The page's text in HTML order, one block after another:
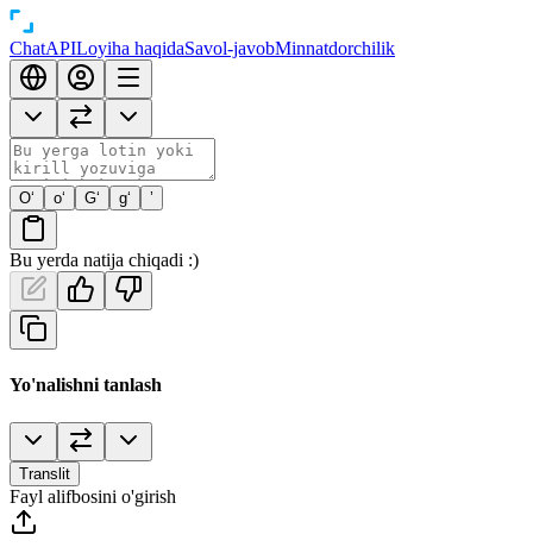
ChatAPILoyiha haqidaSavol-javobMinnatdorchilik
O‘ o‘ G‘ g‘ ’
Bu yerda natija chiqadi :)
Yo'nalishni tanlash
Translit
Fayl alifbosini o'girish